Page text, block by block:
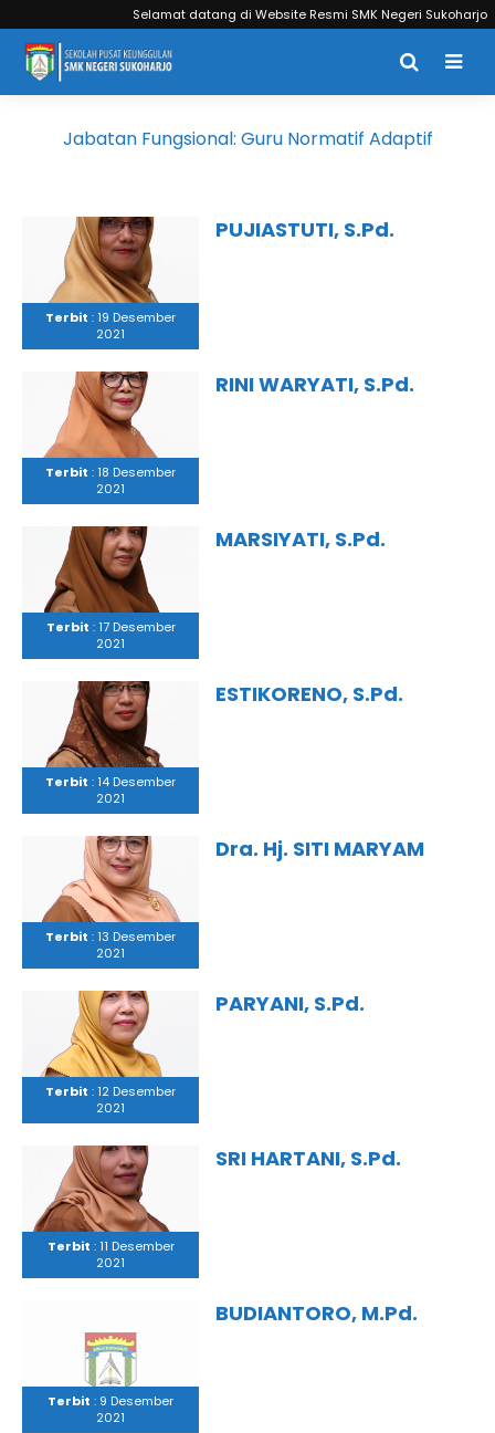
Selamat datang di Website Resmi SMK Negeri Sukoharjo
Jabatan Fungsional: Guru Normatif Adaptif
Terbit : 19 Desember
2021
PUJIASTUTI, S.Pd.
Terbit : 18 Desember
2021
RINI WARYATI, S.Pd.
Terbit : 17 Desember
2021
MARSIYATI, S.Pd.
Terbit : 14 Desember
2021
ESTIKORENO, S.Pd.
Terbit : 13 Desember
2021
Dra. Hj. SITI MARYAM
Terbit : 12 Desember
2021
PARYANI, S.Pd.
Terbit : 11 Desember
2021
SRI HARTANI, S.Pd.
Terbit : 9 Desember
2021
BUDIANTORO, M.Pd.